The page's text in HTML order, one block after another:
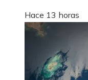
Hace 13 horas